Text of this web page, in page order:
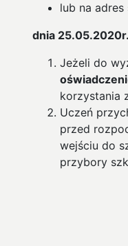
lub na adres
dnia
Jeżeli do
oświadczeni
korzystania
Uczeń
przed
wejściu do
przybory